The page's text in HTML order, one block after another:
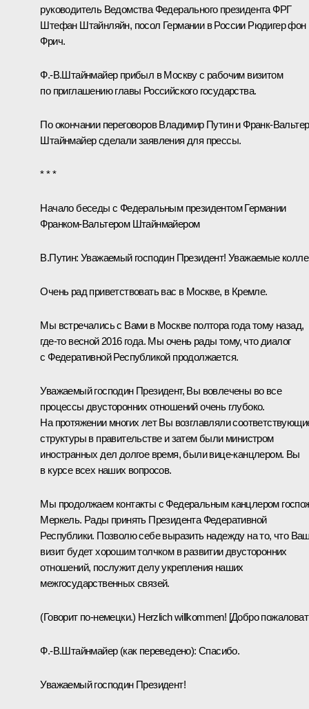
руководитель Ведомства Федерального президента ФРГ
Штефан Штайнляйн, посол Германии в России Рюдигер фон
Фрич.
Ф.-В.Штайнмайерприбыл в Москву с рабочим визитом
по приглашению главы Российского государства.
По окончании переговоров Владимир Путин и Франк-Вальтер
Штайнмайер сделализаявления для прессы.
* * *
Начало беседы с Федеральным президентом Германии
Франком-Вальтером Штайнмайером
В.Путин: Уважаемый господин Президент! Уважаемые
Очень рад приветствовать вас в Москве, в Кремле.
Мы встречались с Вами в Москве полтора года тому назад,
где-то весной 2016 года. Мы очень рады тому, что диалог
с Федеративной Республикой продолжается.
Уважаемый господин Президент, Вы вовлечены во все
процессы двусторонних отношений очень глубоко.
На протяжении многих лет Вы возглавляли
структуры в правительстве и затем были министром
иностранных дел долгое время, были вице-канцлером. Вы
в курсе всех наших вопросов.
Мы продолжаем контакты с Федеральным канцлером
Меркель. Рады принять Президента Федеративной
Республики. Позволю себе выразить надежду на то, что
визит будет хорошим толчком в развитии двусторонних
отношений, послужит делу укрепления наших
межгосударственных связей.
(Говорит по-немецки.) Herzlich willkommen! [Добро
Ф.-В.Штайнмайер (как переведено): Спасибо.
Уважаемый господин Президент!